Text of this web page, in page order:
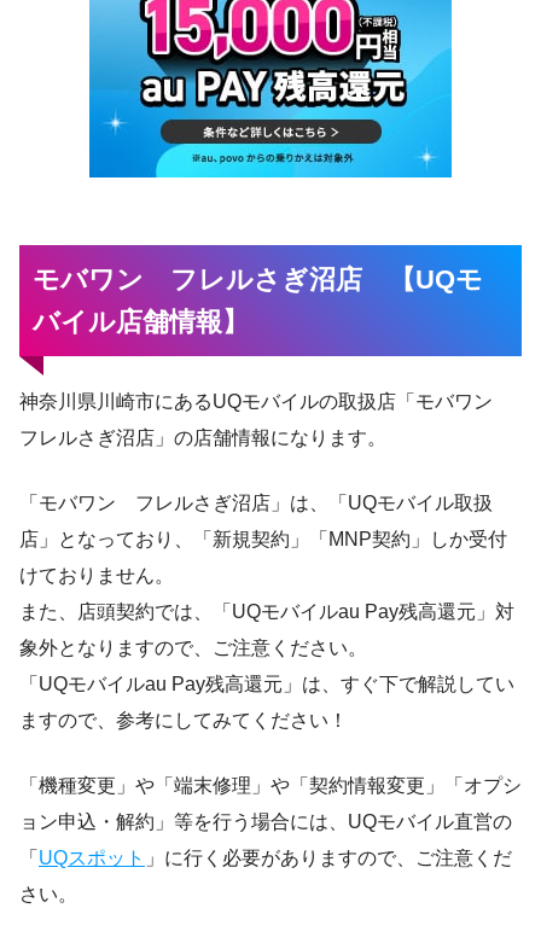
モバワン フレルさぎ沼店 【UQモ
バイル店舗情報】
神奈川県川崎市にあるUQモバイルの取扱店「モバワン
フレルさぎ沼店」の店舗情報になります。
「モバワン フレルさぎ沼店」は、「UQモバイル取扱
店」となっており、「新規契約」「MNP契約」しか受付
けておりません。
また、店頭契約では、「UQモバイルau Pay残高還元」対
象外となりますので、ご注意ください。
「UQモバイルau Pay残高還元」は、すぐ下で解説してい
ますので、参考にしてみてください！
「機種変更」や「端末修理」や「契約情報変更」「オプシ
ョン申込・解約」等を行う場合には、UQモバイル直営の
「 UQスポット 」に行く必要がありますので、ご注意くだ
さい。